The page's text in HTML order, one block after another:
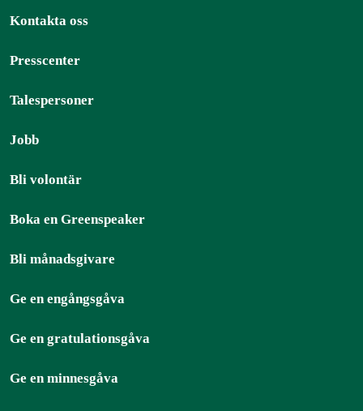
Kontakta oss
Presscenter
Talespersoner
Jobb
Bli volontär
Boka en Greenspeaker
Bli månadsgivare
Ge en engångsgåva
Ge en gratulationsgåva
Ge en minnesgåva